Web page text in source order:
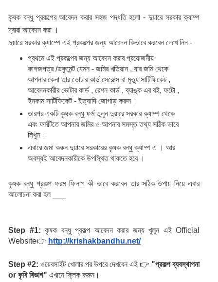
কৃষক বন্ধু প্রকল্পের আবেদন করার সহজ পদ্ধতি হলো - দুয়ারে সরকার ক্যাম্প
দ্বারা আবেদন করা ।
দুয়ারে সরকার ক্যাম্পে এই প্রকল্পের জন্য আবেদন কিভাবে করবেন দেখে নিন -
প্রথমে এই প্রকল্পের জন্য আবেদন করার প্রয়োজনীয়
কাগজপত্র /ডকুমেন্ট যেমন - জমির খতিয়ান , যার জমি থেকে
আপনার কেনা তার ভোটার কার্ড সেরোক্স বা মৃত্যু সার্টিফিকেট ,
আবেদনকারীর ভোটার কার্ড , রেশন কার্ড , ব্যাঙ্ক এর বই, ফটো ,
ইনকাম সার্টিফিকেট - ইত্যাদি জোগাড় করুন ।
তারপর একটি কৃষক বন্ধু ফর্ম তুলুন দুয়ারে সরকার ক্যাম্প থেকে
এবং ফর্মটিতে আপনার জমির ও আপনার সমস্ত তথ্য সঠিক ভাবে
লিখুন ।
এবারে জমা করুন দুয়ারে সরকারের কৃষক বন্ধু ক্যাম্প এ । আর
অবস্যই আবেদনকারীকে উপস্থিত থাকতে হবে ।
কৃষক বন্ধু প্রকল্প ফরম ফিলাপ কী ভাবে করবেন তার সঠিক উপায় নিয়ে এবার
আলোচনা করা হল ___
Step #1: কৃষক বন্ধু প্রকল্প আবেদন করার জন্য খুলুন এই Official
Website👉 http://krishakbandhu.net/
Step #2: ওয়েবসাইট খোলার পর উপরে দেখবেন এই 👉 "প্রকল্প ব্যবস্থাপনা
or কৃষি বিভাগ" এখানে ক্লিক করুন।